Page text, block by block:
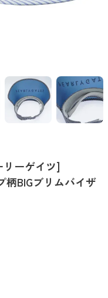
リーゲイツ]
柄BIGブリムバイザ